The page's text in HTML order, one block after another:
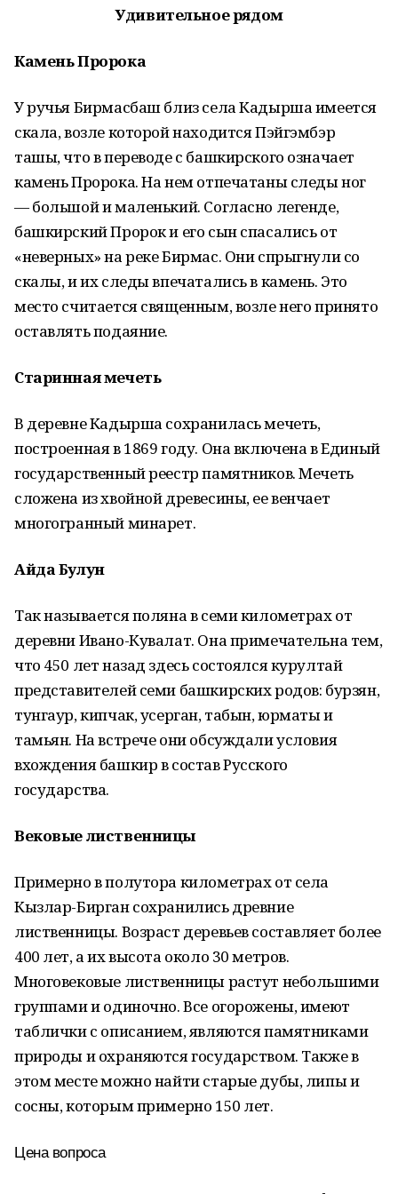
Удивительное рядом
Камень Пророка
У ручья Бирмасбаш близ села Кадырша имеется
скала, возле которой находится Пэйгэмбэр
ташы, что в переводе с башкирского означает
камень Пророка. На нем отпечатаны следы ног
— большой и маленький. Согласно легенде,
башкирский Пророк и его сын спасались от
«неверных» на реке Бирмас. Они спрыгнули со
скалы, и их следы впечатались в камень. Это
место считается священным, возле него принято
оставлять подаяние.
Старинная мечеть
В деревне Кадырша сохранилась мечеть,
построенная в 1869 году. Она включена в Единый
государственный реестр памятников. Мечеть
сложена из хвойной древесины, ее венчает
многогранный минарет.
Айда Булун
Так называется поляна в семи километрах от
деревни Ивано-Кувалат. Она примечательна тем,
что 450 лет назад здесь состоялся курултай
представителей семи башкирских родов: бурзян,
тунгаур, кипчак, усерган, табын, юрматы и
тамьян. На встрече они обсуждали условия
вхождения башкир в состав Русского
государства.
Вековые лиственницы
Примерно в полутора километрах от села
Кызлар-Бирган сохранились древние
лиственницы. Возраст деревьев составляет более
400 лет, а их высота около 30 метров.
Многовековые лиственницы растут небольшими
группами и одиночно. Все огорожены, имеют
таблички с описанием, являются памятниками
природы и охраняются государством. Также в
этом месте можно найти старые дубы, липы и
сосны, которым примерно 150 лет.
Цена вопроса